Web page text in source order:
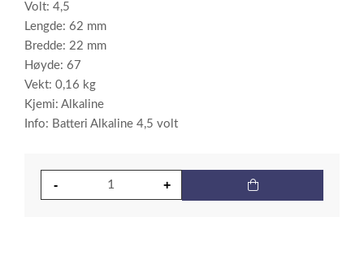
Volt: 4,5
Lengde: 62 mm
Bredde: 22 mm
Høyde: 67
Vekt: 0,16 kg
Kjemi: Alkaline
Info: Batteri Alkaline 4,5 volt